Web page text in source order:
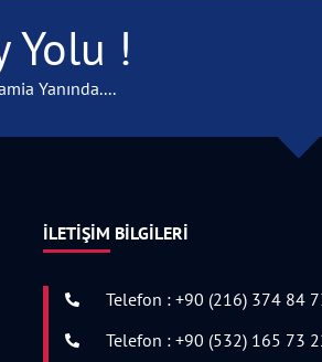
Yolu !
Yanında....
İLETIŞIM BILGILERI
Telefon : +90 (216) 374 84
Telefon : +90 (532) 165 73